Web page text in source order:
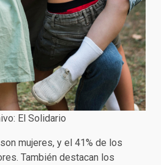
El Solidario
mujeres, y el 41% de los
También destacan los